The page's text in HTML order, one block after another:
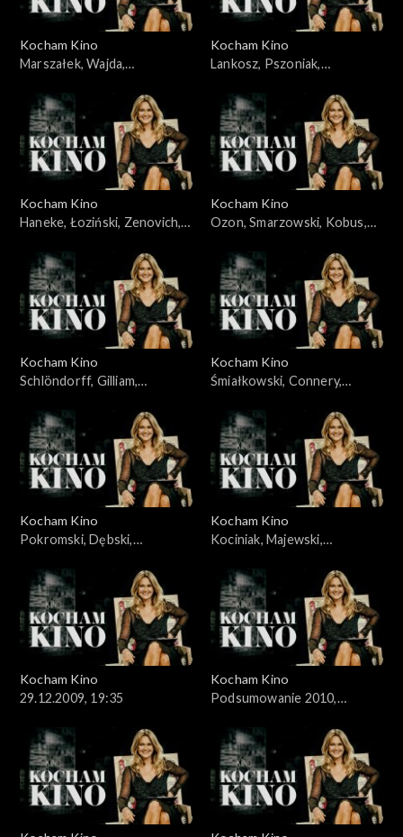
Kocham Kino
Marszałek, Wajda,
Kocham Kino
Lankosz, Pszoniak,
Kocham Kino
Haneke, Łoziński, Zenovich,
Kocham Kino
Ozon, Smarzowski, Kobus,
Kocham Kino
Schlöndorff, Gilliam,
Kocham Kino
Śmiałkowski, Connery,
Kocham Kino
Pokromski, Dębski,
Kocham Kino
Kociniak, Majewski,
Kocham Kino
29.12.2009, 19:35
Kocham Kino
Podsumowanie 2010,